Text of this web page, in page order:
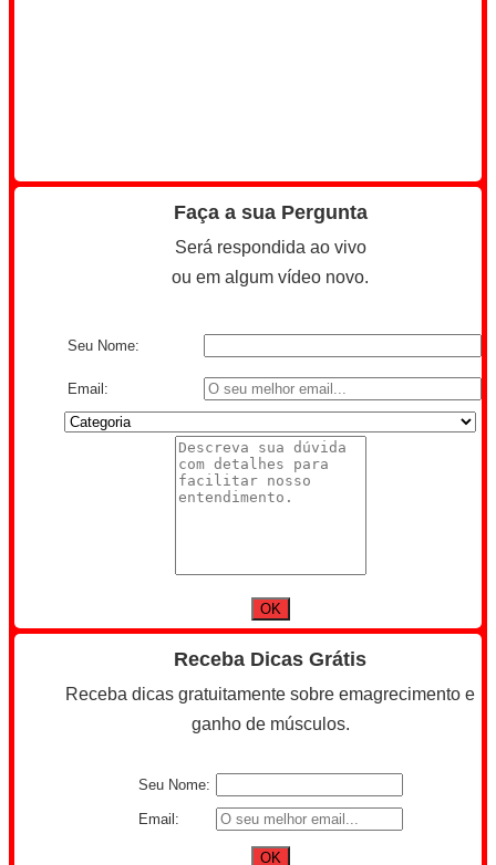
Faça a sua Pergunta
Será respondida ao vivo
ou em algum vídeo novo.
Seu Nome:
Email:
Receba Dicas Grátis
Receba dicas gratuitamente sobre emagrecimento e
ganho de músculos.
Seu Nome:
Email: